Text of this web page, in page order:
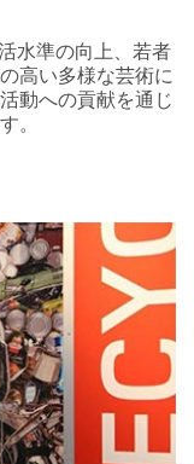
水準の向上、若者
高い多様な芸術に
動への貢献を通じ
。